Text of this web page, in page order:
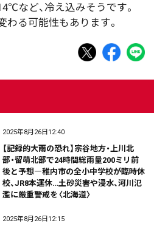
など、冷え込みそうです。
る可能性もあります。
2025年8月26日12:40
【記録的大雨の恐れ】宗谷地方・上川北
部・留萌北部で24時間総雨量200ミリ前
後と予想―稚内市の全小中学校が臨時休
校、JR8本運休…土砂災害や浸水、河川氾
濫に厳重警戒を〈北海道〉
2025年8月26日12:15